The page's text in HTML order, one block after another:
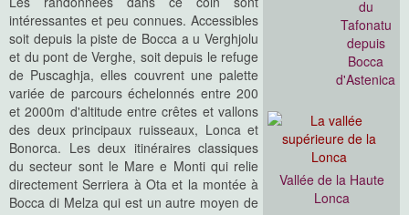
du
Tafonatu
depuis
Bocca
d'Astenica
Vallée de la Haute
Lonca
intéressantes et peu connues. Accessibles
soit depuis la piste de Bocca a u Verghjolu
et du pont de Verghe, soit depuis le refuge
de Puscaghja, elles couvrent une palette
variée de parcours échelonnés entre 200
et 2000m d'altitude entre crêtes et vallons
des deux principaux ruisseaux, Lonca et
Bonorca. Les deux itinéraires classiques
du secteur sont le Mare e Monti qui relie
directement Serriera à Ota et la montée à
Bocca di Melza qui est un autre moyen de